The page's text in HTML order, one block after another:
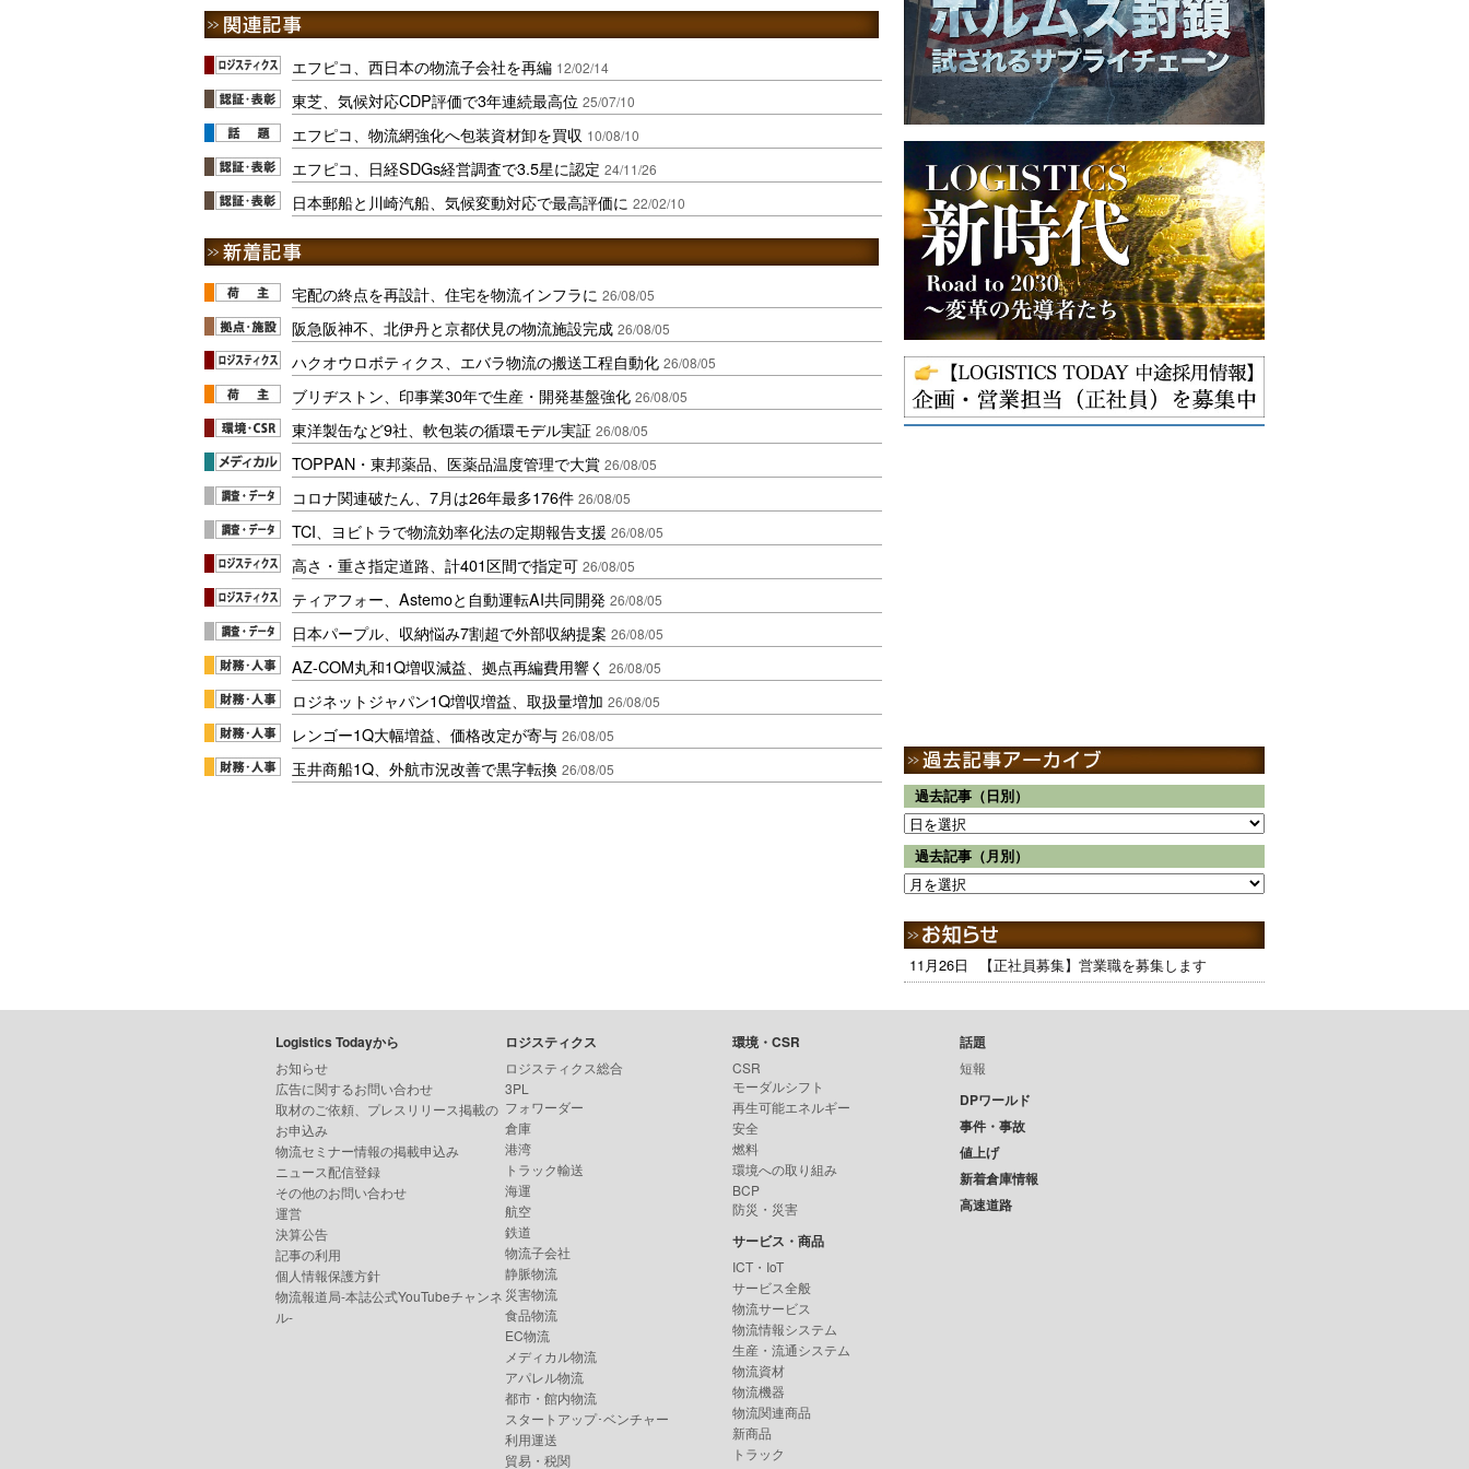
エフピコ、西日本の物流子会社を再編 12/02/14
東芝、気候対応CDP評価で3年連続最高位 25/07/10
エフピコ、物流網強化へ包装資材卸を買収 10/08/10
エフピコ、日経SDGs経営調査で3.5星に認定 24/11/26
日本郵船と川崎汽船、気候変動対応で最高評価に 22/02/10
宅配の終点を再設計、住宅を物流インフラに 26/08/05
阪急阪神不、北伊丹と京都伏見の物流施設完成 26/08/05
ハクオウロボティクス、エバラ物流の搬送工程自動化 26/08/05
ブリヂストン、印事業30年で生産・開発基盤強化 26/08/05
東洋製缶など9社、軟包装の循環モデル実証 26/08/05
TOPPAN・東邦薬品、医薬品温度管理で大賞 26/08/05
コロナ関連破たん、7月は26年最多176件 26/08/05
TCI、ヨビトラで物流効率化法の定期報告支援 26/08/05
高さ・重さ指定道路、計401区間で指定可 26/08/05
ティアフォー、Astemoと自動運転AI共同開発 26/08/05
日本パープル、収納悩み7割超で外部収納提案 26/08/05
AZ-COM丸和1Q増収減益、拠点再編費用響く 26/08/05
ロジネットジャパン1Q増収増益、取扱量増加 26/08/05
レンゴー1Q大幅増益、価格改定が寄与 26/08/05
玉井商船1Q、外航市況改善で黒字転換 26/08/05
過去記事（日別）
過去記事（月別）
11月26日 【正社員募集】営業職を募集します
Logistics Todayから
お知らせ
広告に関するお問い合わせ
取材のご依頼、プレスリリース掲載の
お申込み
物流セミナー情報の掲載申込み
ニュース配信登録
その他のお問い合わせ
運営
決算公告
記事の利用
個人情報保護方針
物流報道局-本誌公式YouTubeチャンネ
ル-
ロジスティクス
ロジスティクス総合
3PL
フォワーダー
倉庫
港湾
トラック輸送
海運
航空
鉄道
物流子会社
静脈物流
災害物流
食品物流
EC物流
メディカル物流
アパレル物流
都市・館内物流
スタートアップ･ベンチャー
利用運送
貿易・税関
環境・CSR
CSR
モーダルシフト
再生可能エネルギー
安全
燃料
環境への取り組み
BCP
防災・災害
サービス・商品
ICT・IoT
サービス全般
物流サービス
物流情報システム
生産・流通システム
物流資材
物流機器
物流関連商品
新商品
トラック
話題
短報
DPワールド
事件・事故
値上げ
新着倉庫情報
高速道路